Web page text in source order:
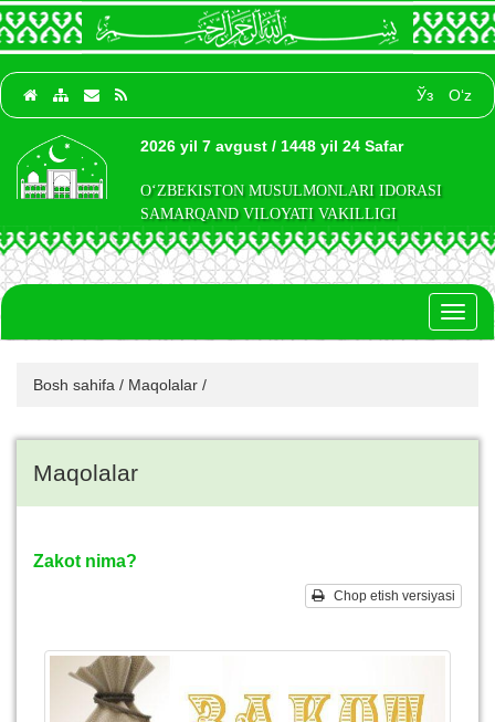
Ўз O‘z
2026 yil 7 avgust / 1448 yil 24 Safar
O‘ZBEKISTON MUSULMONLARI IDORASI
SAMARQAND VILOYATI VAKILLIGI
Bosh sahifa / Maqolalar /
Maqolalar
Zakot nima?
Chop etish versiyasi